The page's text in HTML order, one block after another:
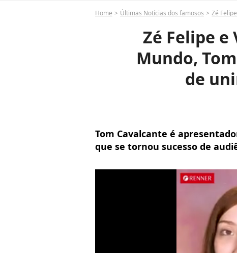
Home Últimas Notícias dos famosos Zé Felipe
Zé Felipe e
Mundo,
de
Tom Cavalcante é
que se tornou sucesso de